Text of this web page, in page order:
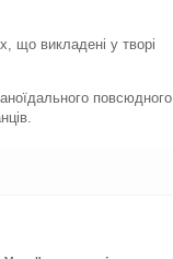
що викладені у творі
повсюдного